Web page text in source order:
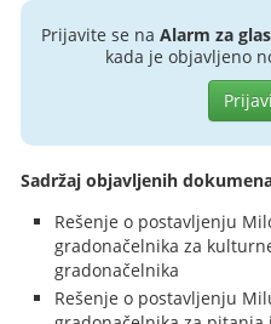
Prijavite se na Alarm za
kada je objavljeno
Sadržaj objavljenih
Rešenje o postavljenju
gradonačelnika za
gradonačelnika
Rešenje o postavljenju